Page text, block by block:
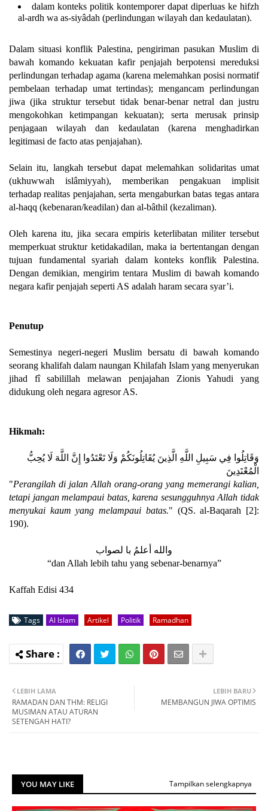
dalam konteks politik kontemporer dapat diperluas ke hifzh
al-ardh wa as-siyâdah (perlindungan wilayah dan kedaulatan).
Dalam situasi konflik Palestina, pengiriman pasukan Muslim di
bawah komando kekuatan kafir penjajah berpotensi mereduksi
perlindungan terhadap agama (karena melemahkan posisi normatif
pembelaan terhadap umat tertindas); mengancam perlindungan
jiwa (jika struktur tersebut tidak benar-benar netral dan justru
mengokohkan ketimpangan kekuatan); serta merusak prinsip
penjagaan wilayah dan kedaulatan (karena menghadirkan
legitimasi de facto atas penjajahan).
Selain itu, langkah tersebut dapat melemahkan solidaritas umat
(ukhuwwah islâmiyyah), memberikan pengakuan implisit
terhadap realitas penjajahan, serta mengaburkan batas tegas antara
al-haqq (kebenaran/keadilan) dan al-bâthil (kezaliman).
Oleh karena itu, jika secara empiris keterlibatan militer tersebut
memperkuat struktur ketidakadilan, maka ia bertentangan dengan
tujuan fundamental syariah dalam konteks konflik Palestina.
Dengan demikian, mengirim tentara Muslim di bawah komando
negara kafir penjajah seperti AS adalah haram secara syar’i.
Penutup
Semestinya negeri-negeri Muslim bersatu di bawah komando
seorang khalifah dalam naungan Khilafah Islam yang menyerukan
jihad fî sabilillah melawan penjajahan Zionis Yahudi yang
didukung oleh negara agresor AS.
Hikmah:
وَقَاتِلُوا فِي سَبِيلِ اللَّهِ الَّذِينَ يُقَاتِلُونَكُمْ وَلَا تَعْتَدُوا إِنَّ اللَّهَ لَا يُحِبُّ
الْمُعْتَدِينَ
"Perangilah di jalan Allah orang-orang yang memerangi kalian,
tetapi jangan melampaui batas, karena sesungguhnya Allah tidak
menyukai kaum yang melampaui batas." (QS. al-Baqarah [2]:
190).
والله أعلمُ ﺑﺎ ﻟﺼﻮﺍﺏ
“dan Allah lebih tahu yang sebenar-benarnya”
Kaffah Edisi 434
Tags Al Islam Artikel Politik Ramadhan
LEBIH BARU
MEMBANGUN JIWA OPTIMIS
LEBIH LAMA
RAMADAN DAN THM: RELIGI
MUSIMAN ATAU ATURAN
SETENGAH HATI?
YOU MAY LIKE Tampilkan selengkapnya